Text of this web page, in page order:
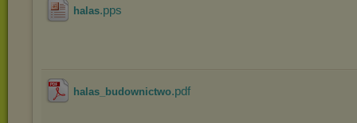
halas.pps
halas_budownictwo.pdf